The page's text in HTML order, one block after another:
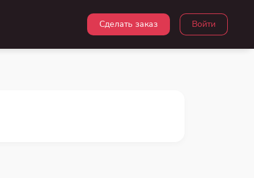
Войти
Сделать заказ